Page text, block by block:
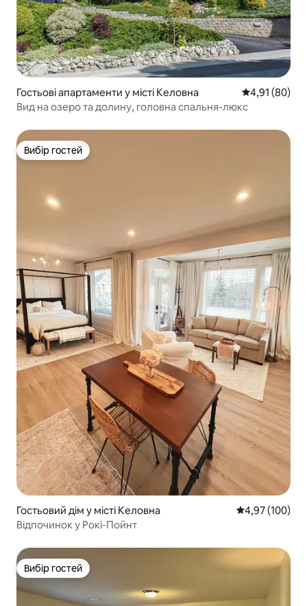
Гостьові апартаменти у місті Келовна Середня
4,91 (80)
Вид на озеро та долину, головна спальня-люкс
Вибір гостей
Вибір гостей
Гостьовий дім у місті Келовна Середня
4,97 (100)
Відпочинок у Рокі-Пойнт
Вибір гостей
Вибір гостей